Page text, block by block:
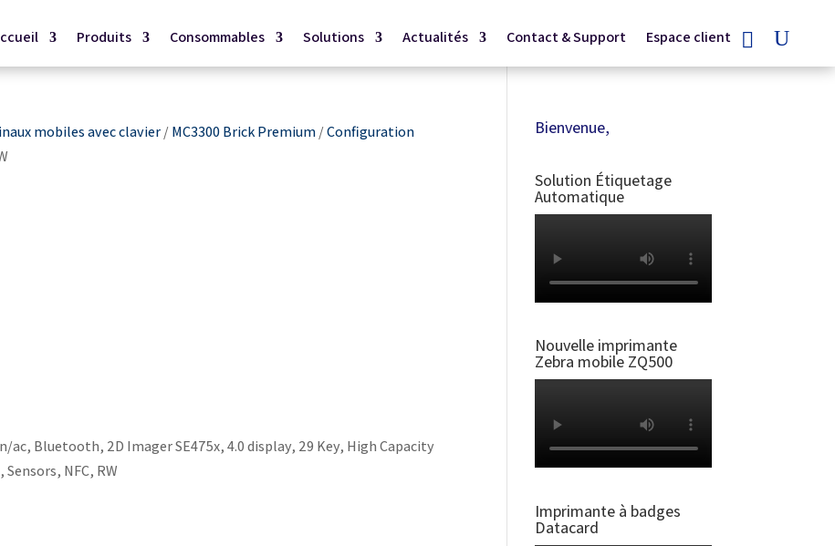
Produits Consommables Solutions Actualités Contact & Support Espace client
mobiles avec clavier/MC3300 Brick Premium/Configuration
Bluetooth, 2D Imager SE475x, 4.0 display, 29 Key, High Capacity
NFC, RW
Bienvenue,
Solution Étiquetage
Automatique
Nouvelle imprimante
Zebra mobile ZQ500
Imprimante à badges
Datacard